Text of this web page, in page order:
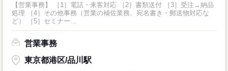
【営業事務】 ［1］電話・来客対応 ［2］書類送付 ［3］受注→納品
処理 ［4］その他事務（営業の補佐業務、宛名書き・郵送物対応な
ど） ［5］セミナー...
営業事務
東京都港区/品川駅